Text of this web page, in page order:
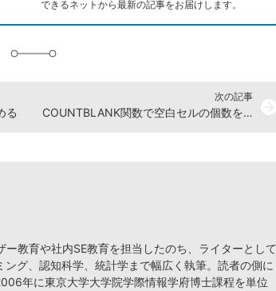
できるネットから最新の記事をお届けします。
る
次の記事
COUNTBLANK関数で空白セルの個数を求める
教育や社内SE教育を担当したのち、ライターとして
グ、認知科学、統計学まで幅広く執筆。読者の側に
年に東京大学大学院学際情報学府博士課程を単位